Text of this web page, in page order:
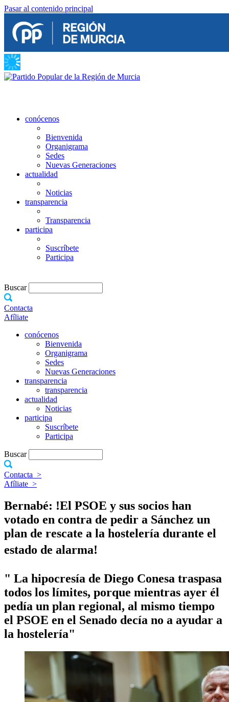
Pasar al contenido principal
conócenos
Bienvenida
Organigrama
Sedes
Nuevas Generaciones
actualidad
Noticias
transparencia
Transparencia
participa
Suscríbete
Participa
Buscar
Contacta
Afíliate
conócenos
Bienvenida
Organigrama
Sedes
Nuevas Generaciones
transparencia
transparencia
actualidad
Noticias
participa
Suscríbete
Participa
Buscar
Contacta >
Afíliate >
Bernabé: !El PSOE y sus socios han
votado en contra de pedir a Sánchez un
plan de rescate a la hostelerí­a durante el
estado de alarma!
" La hipocresí­a de Diego Conesa traspasa
todos los lí­mites, porque mientras ayer él
pedí­a un plan regional, al mismo tiempo
el PSOE en el Senado decí­a no a ayudar a
la hostelerí­a"